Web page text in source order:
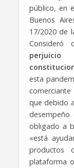
público, en
Buenos
17/2020 de
Consideró
esta
que debido
obligado a
«está
productos
plataforma